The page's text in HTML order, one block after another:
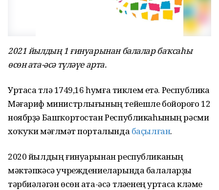
2021 йылдың 1 ғинуарынан балалар баҡсаһы
өсөн ата-әсә түләүе арта.
Уртаса түләү 1749,16 һумға тиклем етә. Республика
Мәғариф министрлығының тейешле бойороғо 12
ноябрҙә Башҡортостан Республикаһының рәсми
хоҡуҡи мәғлүмәт порталында баҫылған.
2020 йылдың ғинуарынан республиканың
мәктәпкәсә учреждениеларында балаларҙы
тәрбиәләгән өсөн ата-әсә түләүенең уртаса күләме